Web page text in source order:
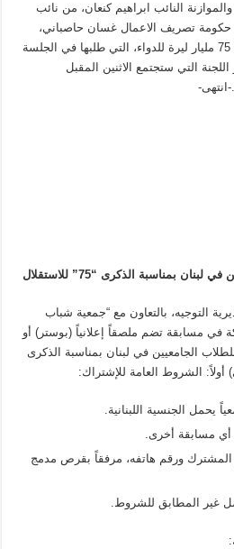
النائب ابراهيم كنعان، من نائب
تصريف الاعمال غسان حاصباني،
تفاصيل الاعتماد الاضافي بقيمة 75 مليار ليرة للدواء، التي طلبها في الجلسة
التي ستجتمع الاثنين المقبل
انتهى-
بمناسبة الذكرى “75” للاستقلال
التوجيه، بالتعاون مع “جمعية شباب
في مسابقة تضم ملصقاً إعلانياً (بوستر) أو
الجامعيين في لبنان بمناسبة الذكرى
يحمل الجنسية اللبنانية.
أي مسابقة أخرى.
المشترك ورقم هاتفه، مرفقاً بقرص مدمج
غير المطابق للشروط.